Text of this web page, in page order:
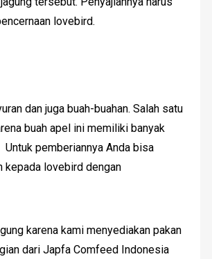
lovebird.
dan juga buah-buahan. Salah satu
buah apel ini memiliki banyak
pemberiannya Anda bisa
kepada lovebird dengan
karena kami menyediakan pakan
dari Japfa Comfeed Indonesia